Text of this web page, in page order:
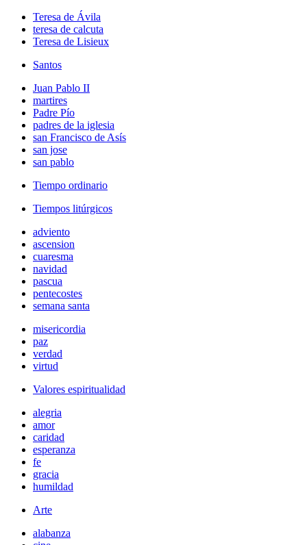
Teresa de Ávila
teresa de calcuta
Teresa de Lisieux
Santos
Juan Pablo II
martires
Padre Pío
padres de la iglesia
san Francisco de Asís
san jose
san pablo
Tiempo ordinario
Tiempos litúrgicos
adviento
ascension
cuaresma
navidad
pascua
pentecostes
semana santa
misericordia
paz
verdad
virtud
Valores espiritualidad
alegria
amor
caridad
esperanza
fe
gracia
humildad
Arte
alabanza